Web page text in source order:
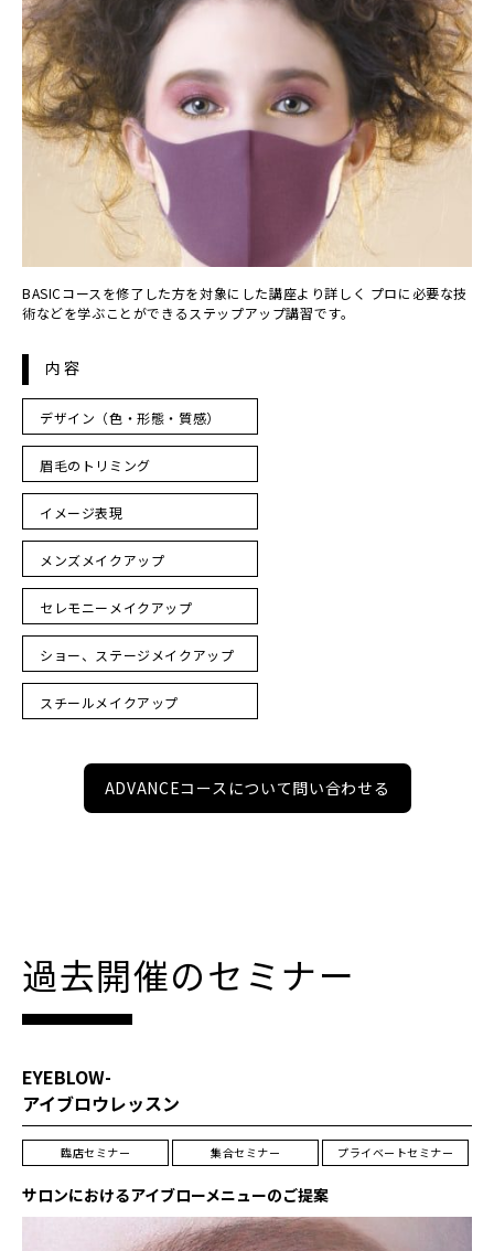
BASICコースを修了した方を対象にした講座より詳しく プロに必要な技
術などを学ぶことができるステップアップ講習です。
内容
デザイン（色・形態・質感）
眉毛のトリミング
イメージ表現
メンズメイクアップ
セレモニーメイクアップ
ショー、ステージメイクアップ
スチールメイクアップ
ADVANCEコースについて問い合わせる
過去開催のセミナー
EYEBLOW-
アイブロウレッスン
臨店セミナー 集合セミナー プライベートセミナー
サロンにおけるアイブローメニューのご提案